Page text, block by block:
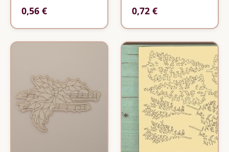
0,56 €
0,72 €